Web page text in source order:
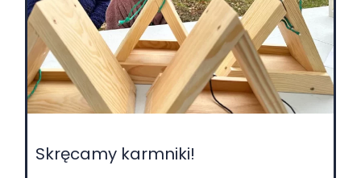
Skręcamy karmniki!